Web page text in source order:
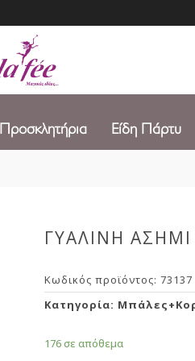
Προσκλητήρια Είδη Πάρτυ
ΓΥΑΛΙΝΗ
Κωδικός προϊόντος:73137
Κατηγορία:
176 σε απόθεμα